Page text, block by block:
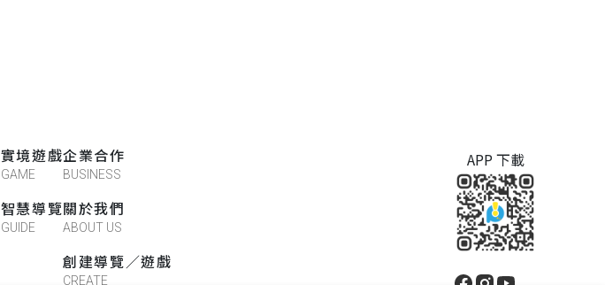
實境遊戲
GAME
智慧導覽
GUIDE
企業合作
BUSINESS
關於我們
ABOUT US
創建導覽／遊戲
CREATE
APP 下載